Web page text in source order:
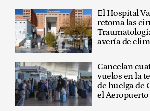
El Hospital
retoma las
avería de
Cancelan
vuelos en la
de huelga de
el Aeropuerto